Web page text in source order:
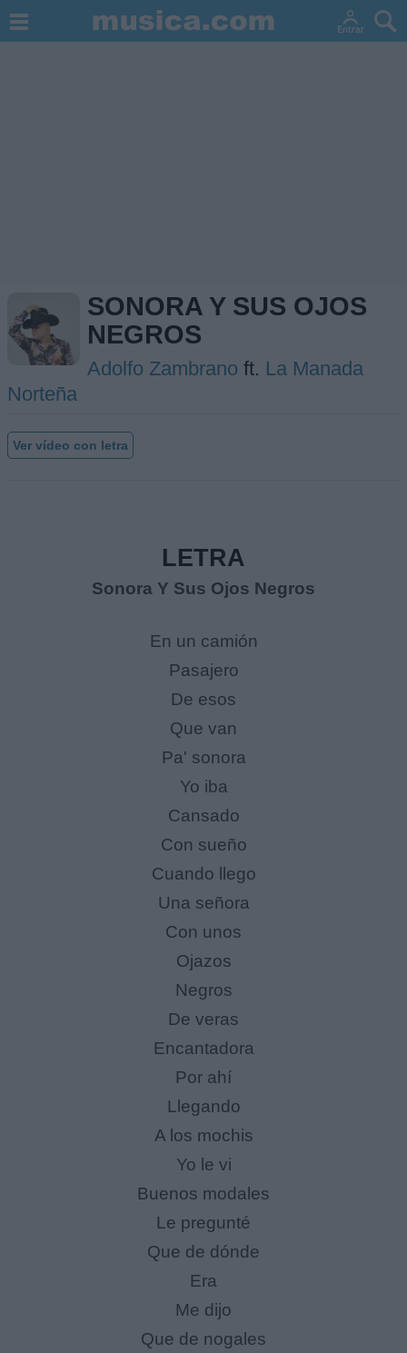
SONORA Y SUS OJOS
NEGROS
Adolfo Zambrano ft. La Manada
Norteña
Ver vídeo con letra
LETRA
Sonora Y Sus Ojos Negros
En un camión
Pasajero
De esos
Que van
Pa' sonora
Yo iba
Cansado
Con sueño
Cuando llego
Una señora
Con unos
Ojazos
Negros
De veras
Encantadora
Por ahí
Llegando
A los mochis
Yo le vi
Buenos modales
Le pregunté
Que de dónde
Era
Me dijo
Que de nogales